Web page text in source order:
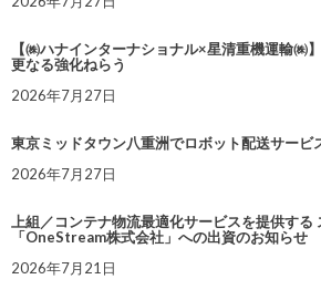
【㈱ハナインターナショナル×星清重機運輸㈱
更なる強化ねらう
2026年7月27日
東京ミッドタウン八重洲でロボット配送サービ
2026年7月27日
上組／コンテナ物流最適化サービスを提供する
「OneStream株式会社」への出資のお知らせ
2026年7月21日